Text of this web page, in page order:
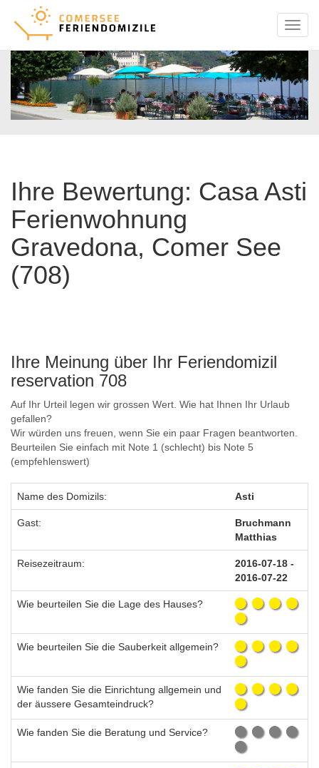
Menu
Ihre Bewertung: Casa Asti
Ferienwohnung
Gravedona, Comer See
(708)
Ihre Meinung über Ihr Feriendomizil
reservation 708
Auf Ihr Urteil legen wir grossen Wert. Wie hat Ihnen Ihr Urlaub
gefallen?
Wir würden uns freuen, wenn Sie ein paar Fragen beantworten.
Beurteilen Sie einfach mit Note 1 (schlecht) bis Note 5
(empfehlenswert)
Name des Domizils: Asti
Gast:
Bruchmann
Matthias
Reisezeitraum:
2016-07-18 -
2016-07-22
Wie beurteilen Sie die Lage des Hauses?
Wie beurteilen Sie die Sauberkeit allgemein?
Wie fanden Sie die Einrichtung allgemein und
der äussere Gesamteindruck?
Wie fanden Sie die Beratung und Service?